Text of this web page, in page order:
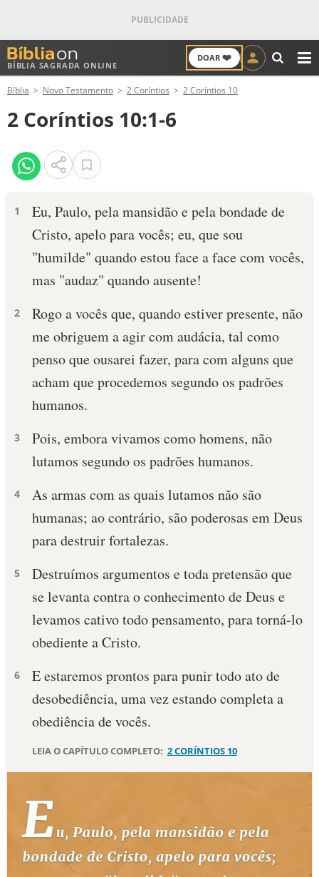
BÍBLIA SAGRADA ONLINE
DOAR ❤️
ANTIGO TESTAMENTO
NOVO TESTAMENTO
VERSÍCULOS
PALAVRA DO DIA
SALMO DO DIA
DEVOCIONAL DIÁRIO
10 MANDAMENTOS
ESTUDOS BÍBLICOS
TEMAS
PERGUNTE À BÍBLIA IA
TERMO BÍBLICO
LOJA BÍBLIAON
Bíblia Novo Testamento 2 Coríntios 2 Coríntios 10
2 Coríntios 10:1-6
1
Eu, Paulo, pela mansidão e pela bondade de
Cristo, apelo para vocês; eu, que sou
"humilde" quando estou face a face com vocês,
mas "audaz" quando ausente!
2
Rogo a vocês que, quando estiver presente, não
me obriguem a agir com audácia, tal como
penso que ousarei fazer, para com alguns que
acham que procedemos segundo os padrões
humanos.
3
Pois, embora vivamos como homens, não
lutamos segundo os padrões humanos.
4
As armas com as quais lutamos não são
humanas; ao contrário, são poderosas em Deus
para destruir fortalezas.
5
Destruímos argumentos e toda pretensão que
se levanta contra o conhecimento de Deus e
levamos cativo todo pensamento, para torná-lo
obediente a Cristo.
6
E estaremos prontos para punir todo ato de
desobediência, uma vez estando completa a
obediência de vocês.
LEIA O CAPÍTULO COMPLETO: 2 CORÍNTIOS 10